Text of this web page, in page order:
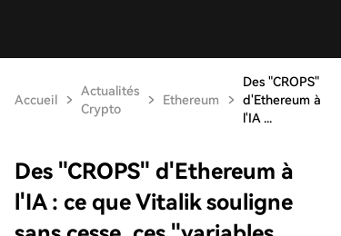
Accueil
Actualités
Crypto
Ethereum
Des "CROPS"
d'Ethereum à
l'IA ...
Des "CROPS" d'Ethereum à
l'IA : ce que Vitalik souligne